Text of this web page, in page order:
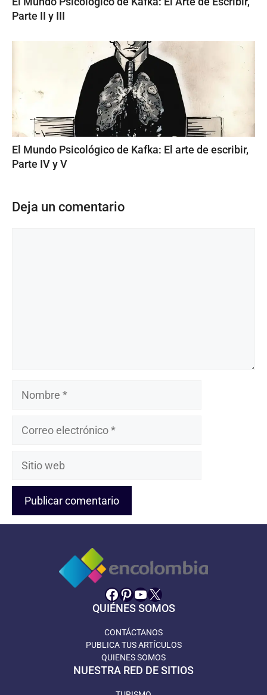
Parte II y III
El Mundo Psicológico de Kafka: El arte de escribir,
Parte IV y V
Deja un comentario
Nombre
Sitio
Facebook
Pinterest
YouTube
X
QUIÉNES SOMOS
CONTÁCTANOS
PUBLICA TUS ARTÍCULOS
QUIENES SOMOS
NUESTRA RED DE SITIOS